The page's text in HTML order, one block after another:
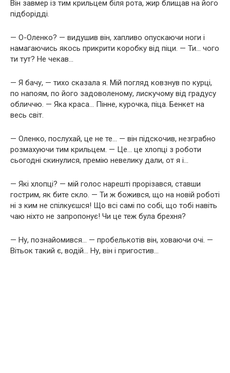
Він завмер із тим крильцем біля рота, жир блищав на його
підборідді.
— О-Оленко? — видушив він, хапливо опускаючи ноги і
намагаючись якось прикрити коробку від піци. — Ти… чого
ти тут? Не чекав…
— Я бачу, — тихо сказала я. Мій погляд ковзнув по курці,
по напоям, по його задоволеному, лискучому від градусу
обличчю. — Яка краса… Пінне, курочка, піца. Бенкет на
весь світ.
— Оленко, послухай, це не те… — він підскочив, незграбно
розмахуючи тим крильцем. — Це… це хлопці з роботи
сьогодні скинулися, премію невелику дали, от я і…
— Які хлопці? — мій голос нарешті прорізався, ставши
гострим, як бите скло. — Ти ж божився, що на новій роботі
ні з ким не спілкуєшся! Що всі самі по собі, що тобі навіть
чаю ніхто не запропонує! Чи це теж була брехня?
— Ну, познайомився… — пробелькотів він, ховаючи очі. —
Вітьок такий є, водій… Ну, він і пригостив…